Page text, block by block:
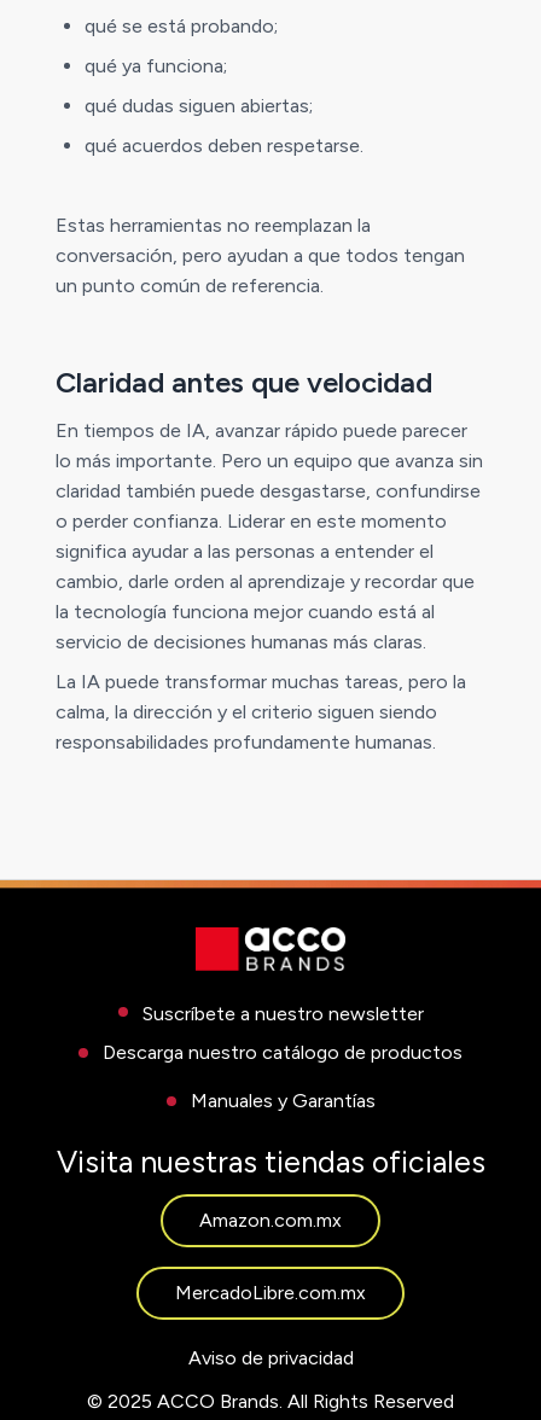
qué se está probando;
qué ya funciona;
qué dudas siguen abiertas;
qué acuerdos deben respetarse.
Estas herramientas no reemplazan la
conversación, pero ayudan a que todos tengan
un punto común de referencia.
Claridad antes que velocidad
En tiempos de IA, avanzar rápido puede parecer
lo más importante. Pero un equipo que avanza sin
claridad también puede desgastarse, confundirse
o perder confianza. Liderar en este momento
significa ayudar a las personas a entender el
cambio, darle orden al aprendizaje y recordar que
la tecnología funciona mejor cuando está al
servicio de decisiones humanas más claras.
La IA puede transformar muchas tareas, pero la
calma, la dirección y el criterio siguen siendo
responsabilidades profundamente humanas.
Suscríbete a nuestro newsletter
Descarga nuestro catálogo de productos
Manuales y Garantías
Visita nuestras tiendas oficiales
Amazon.com.mx
MercadoLibre.com.mx
Aviso de privacidad
© 2025 ACCO Brands. All Rights Reserved